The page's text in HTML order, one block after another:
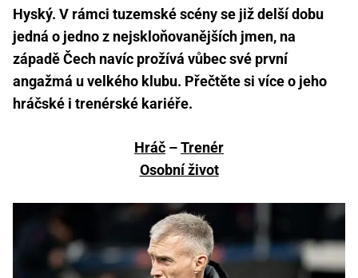
Hyský. V rámci tuzemské scény se již delší dobu
jedná o jedno z nejskloňovanějších jmen, na
západě Čech navíc prožívá vůbec své první
angažmá u velkého klubu. Přečtěte si více o jeho
hráčské i trenérské kariéře.
Hráč –Trenér
Osobní život